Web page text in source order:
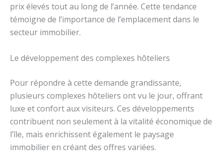
prix élevés tout au long de l’année. Cette tendance
témoigne de l’importance de l’emplacement dans le
secteur immobilier.
Le développement des complexes hôteliers
Pour répondre à cette demande grandissante,
plusieurs complexes hôteliers ont vu le jour, offrant
luxe et confort aux visiteurs. Ces développements
contribuent non seulement à la vitalité économique de
l’île, mais enrichissent également le paysage
immobilier en créant des offres variées.